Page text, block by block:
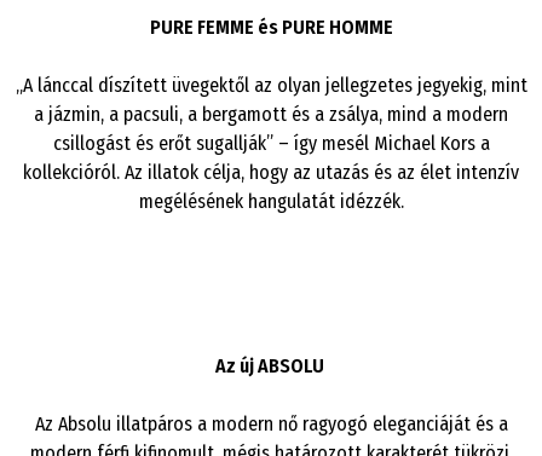
PURE FEMME és PURE HOMME
„A lánccal díszített üvegektől az olyan jellegzetes jegyekig, mint
a jázmin, a pacsuli, a bergamott és a zsálya, mind a modern
csillogást és erőt sugallják” – így mesél Michael Korsa
kollekcióról. Az illatok célja, hogy az utazás és az élet intenzív
megélésének hangulatát idézzék.
Az új ABSOLU
Az Absolu illatpáros a modern nő ragyogó eleganciáját és a